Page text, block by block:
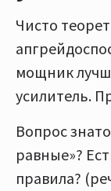
Чисто
мощник
усилитель.
Вопрос
равные»?
правила?